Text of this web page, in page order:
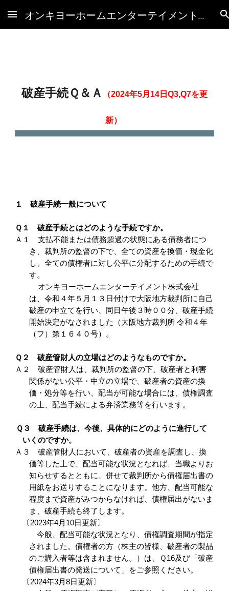
Skip to main content Skip to navigation
オンキヨーホームエンターテイメント(株)破産管財人HP
破産手続Ｑ＆Ａ （2024年5月14日Q3,Q7を更
新）
１ 破産手続一般について
Ｑ１ 破産手続とはどのような手続ですか。
Ａ１ 支払不能または債務超過の状態にある債務者につ
き、裁判所の監督の下で、全ての資産を換価・現金化
し、全ての債権者に対し公平に分配するための手続で
す。
オンキヨーホームエンターテイメント株式会社
は、令和４年５月１３日付けで大阪地方裁判所に自己
破産の申立てを行い、同日午後３時００分、破産手続
開始決定がなされました（大阪地方裁判所 令和４年
（フ）第１６４０号）。
Ｑ２ 破産管財人の立場はどのようなものですか。
Ａ２ 破産管財人は、裁判所の監督の下、破産者と利害
関係がない公平・中立の立場で、破産者の資産の換
価・処分等を行い、配当が可能な場合には、債権調査
の上、配当手続による弁済業務等を行います。
Ｑ３ 破産手続は、今後、具体的にどのように進行して
いくのですか。
Ａ３ 破産管財人において、破産者の資産を調査し、換
価等した上で、配当可能な状況となれば、当職よりお
知らせするとともに、併せて裁判所から債権届出書の
用紙をお送りすることになります。他方、配当可能な
程度まで資産がみつからなければ、債権届出がないま
ま、破産手続も終了します。
〔2023年4月10日更新〕
今般、配当可能な状況となり、債権調査期間が指定
されました。債権者の方（株主の皆様、破産者の製品
のご購入者等は含まれません。）は、Ｑ16及び「破産
債権届出書の発送について」 をご参照ください。
〔2024年3月8日更新〕